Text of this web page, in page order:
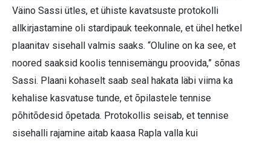
Väino Sassi ütles, et ühiste kavatsuste protokolli
allkirjastamine oli stardipauk teekonnale, et ühel hetkel
plaanitav sisehall valmis saaks. “Oluline on ka see, et
noored saaksid koolis tennisemängu proovida,” sõnas
Sassi. Plaani kohaselt saab seal hakata läbi viima ka
kehalise kasvatuse tunde, et õpilastele tennise
põhitõdesid õpetada. Protokollis seisab, et tennise
sisehalli rajamine aitab kaasa Rapla valla kui